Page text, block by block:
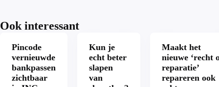
Ook interessant
Pincode
vernieuwde
bankpassen
zichtbaar
Kun je
echt beter
slapen
van
Maakt het
nieuwe ‘recht
reparatie’
repareren ook